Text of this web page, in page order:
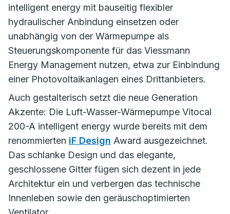
intelligent energy mit bauseitig flexibler
hydraulischer Anbindung einsetzen oder
unabhängig von der Wärmepumpe als
Steuerungskomponente für das Viessmann
Energy Management nutzen, etwa zur Einbindung
einer Photovoltaikanlagen eines Drittanbieters.
Auch gestalterisch setzt die neue Generation
Akzente: Die Luft-Wasser-Wärmepumpe Vitocal
200-A intelligent energy wurde bereits mit dem
renommierten iF Design Award ausgezeichnet.
Das schlanke Design und das elegante,
geschlossene Gitter fügen sich dezent in jede
Architektur ein und verbergen das technische
Innenleben sowie den geräuschoptimierten